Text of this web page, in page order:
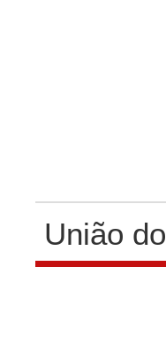
União